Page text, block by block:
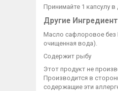
Принимайте 1 капсулу
Другие
Масло сафлоровое без
очищенная вода).
Содержит рыбу
Этот продукт не
Производится в
содержащие эти